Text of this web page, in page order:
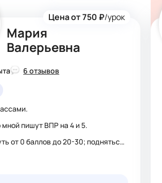
Мария
Валерьевна
Цена от 750 ₽/урок
6 отзывов
мной пишут ВПР на 4 и 5.
от 0 баллов до 20-30; подняться
и четверки.
до 80+ баллов.
ученикам 4-11 классов.